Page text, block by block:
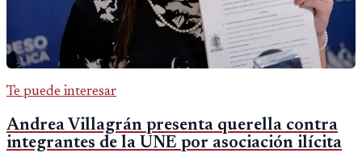
Te puede interesar
Andrea Villagrán presenta querella contra
integrantes de la UNE por asociación ilícita